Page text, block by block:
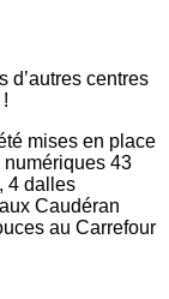
d’autres centres
mises en place
43
4 dalles
Caudéran
au Carrefour